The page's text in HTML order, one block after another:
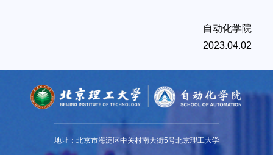
自动化学院
2023.04.02
地址：北京市海淀区中关村南大街5号北京理工大学